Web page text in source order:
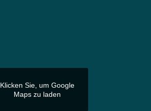
Klicken Sie, um Google
Maps zu laden